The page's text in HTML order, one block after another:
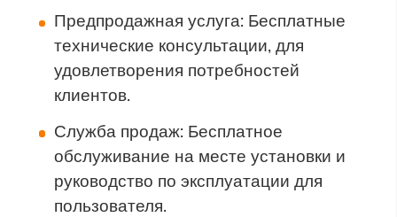
Предпродажная услуга: Бесплатные
технические консультации, для
удовлетворения потребностей
клиентов.
Служба продаж: Бесплатное
обслуживание на месте установки и
руководство по эксплуатации для
пользователя.